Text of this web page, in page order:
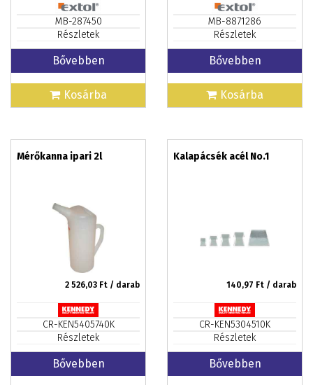
MB-287450
Részletek
Bővebben
Kosárba
MB-8871286
Részletek
Bővebben
Kosárba
Mérőkanna ipari 2l
2 526,03 Ft / darab
CR-KEN5405740K
Részletek
Bővebben
Kalapácsék acél No.1
140,97 Ft / darab
CR-KEN5304510K
Részletek
Bővebben